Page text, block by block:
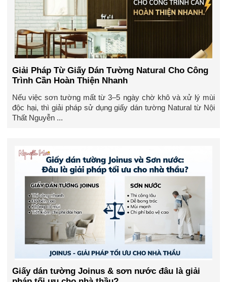
Giải Pháp Từ Giấy Dán Tường Natural Cho Công
Trình Cần Hoàn Thiện Nhanh
Nếu việc sơn tường mất từ 3–5 ngày chờ khô và xử lý mùi
độc hại, thì giải pháp sử dụng giấy dán tường Natural từ Nội
Thất Nguyễn ...
Giấy dán tường Joinus & sơn nước đâu là giải